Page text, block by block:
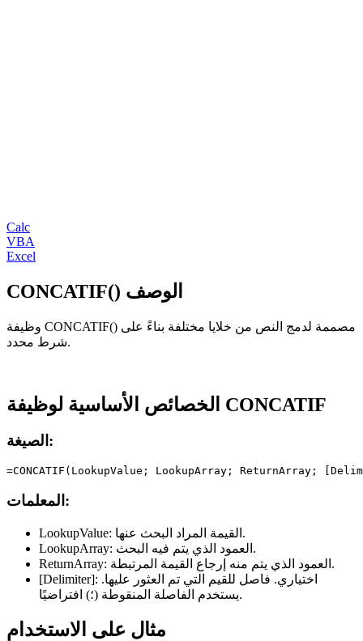
Calc
VBA
Excel
CONCATIF() الوصف
وظيفة CONCATIF() مصممة لدمج النص من خلايا مختلفة بناءً على
شرط محدد.
الخصائص الأساسية لوظيفة CONCATIF
الصيغة:
المعلمات:
LookupValue:
القيمة المراد البحث عنها.
LookupArray:
العمود الذي يتم فيه البحث.
ReturnArray:
العمود الذي يتم منه إرجاع القيمة المرتبطة.
[Delimiter]:
يستخدم الفاصلة المنقوطة (؛) افتراضيًا.
مثال على الاستخدام